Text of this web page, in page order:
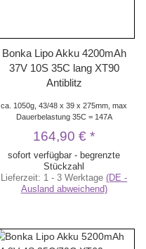
Bonka Lipo Akku 4200mAh
37V 10S 35C lang XT90
Antiblitz
ca. 1050g, 43/48 x 39 x 275mm, max
Dauerbelastung 35C = 147A
164,90 €*
sofort verfügbar - begrenzte
Stückzahl
Lieferzeit: 1 - 3 Werktage(DE -
Ausland abweichend)